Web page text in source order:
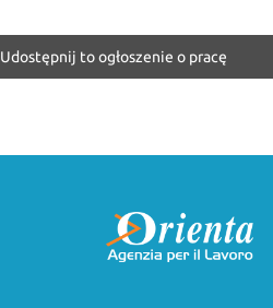
Udostępnij to ogłoszenie o pracę